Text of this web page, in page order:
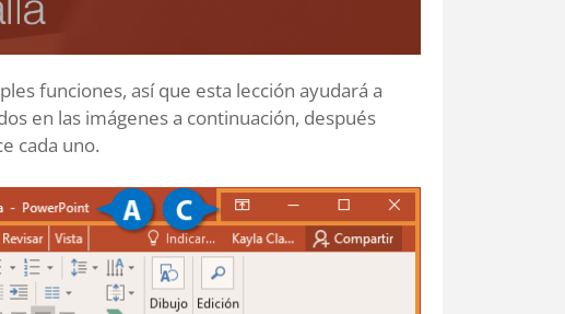
funciones, así que esta lección ayudará a
en las imágenes a continuación, después
cada uno.